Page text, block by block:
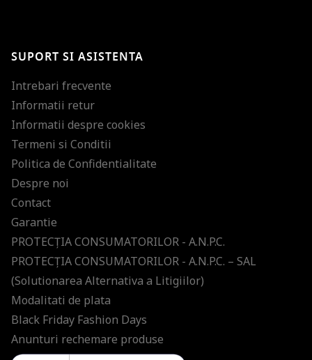
ultimele tendinte in moda!
SUPORT SI ASISTENTA
Intrebari frecvente
Informatii retur
Informatii despre cookies
Termeni si Conditii
Politica de Confidentialitate
Despre noi
Contact
Garantie
PROTECŢIA CONSUMATORILOR - A.N.P.C.
PROTECŢIA CONSUMATORILOR - A.N.P.C. – SAL
(Solutionarea Alternativa a Litigiilor)
Modalitati de plata
Black Friday Fashion Days
Anunturi rechemare produse